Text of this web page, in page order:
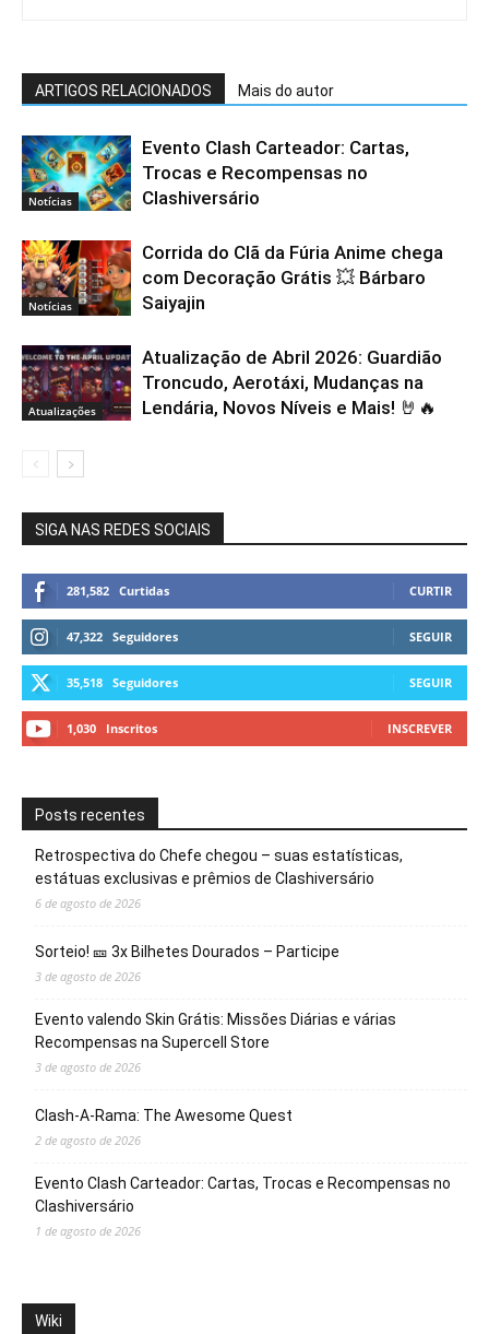
ARTIGOS RELACIONADOS Mais do autor
Notícias
Evento Clash Carteador: Cartas,
Trocas e Recompensas no
Clashiversário
Notícias
Corrida do Clã da Fúria Anime chega
com Decoração Grátis 💥 Bárbaro
Saiyajin
Atualizações
Atualização de Abril 2026: Guardião
Troncudo, Aerotáxi, Mudanças na
Lendária, Novos Níveis e Mais! 🤘🔥
SIGA NAS REDES SOCIAIS
281,582 Curtidas CURTIR
47,322 Seguidores SEGUIR
35,518 Seguidores SEGUIR
1,030 Inscritos INSCREVER
Posts recentes
Retrospectiva do Chefe chegou – suas estatísticas,
estátuas exclusivas e prêmios de Clashiversário
6 de agosto de 2026
Sorteio! 🎫 3x Bilhetes Dourados – Participe
3 de agosto de 2026
Evento valendo Skin Grátis: Missões Diárias e várias
Recompensas na Supercell Store
3 de agosto de 2026
Clash-A-Rama: The Awesome Quest
2 de agosto de 2026
Evento Clash Carteador: Cartas, Trocas e Recompensas no
Clashiversário
1 de agosto de 2026
Wiki